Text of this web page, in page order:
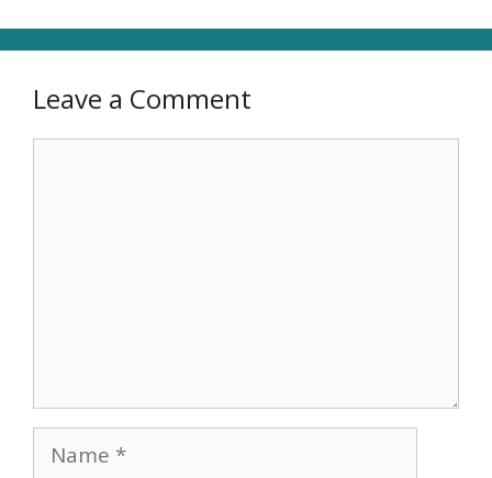
Leave a Comment
Name